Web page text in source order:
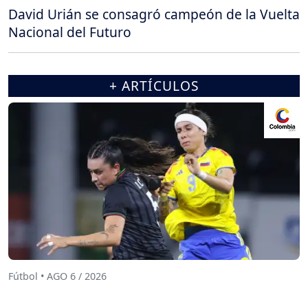
David Urián se consagró campeón de la Vuelta
Nacional del Futuro
+ ARTÍCULOS
Fútbol • AGO 6 / 2026